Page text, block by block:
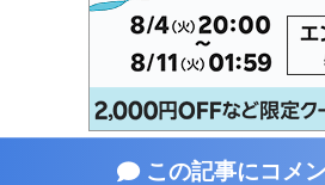
この記事にコメ